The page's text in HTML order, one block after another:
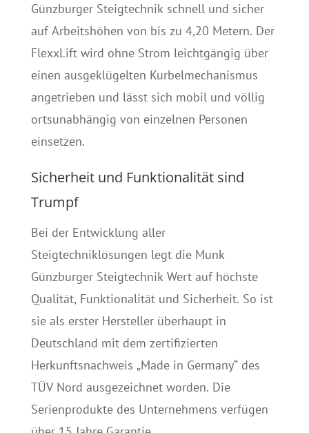
Günzburger Steigtechnik schnell und sicher
auf Arbeitshöhen von bis zu 4,20 Metern. Der
FlexxLift wird ohne Strom leichtgängig über
einen ausgeklügelten Kurbelmechanismus
angetrieben und lässt sich mobil und völlig
ortsunabhängig von einzelnen Personen
einsetzen.
Sicherheit und Funktionalität sind
Trumpf
Bei der Entwicklung aller
Steigtechniklösungen legt die Munk
Günzburger Steigtechnik Wert auf höchste
Qualität, Funktionalität und Sicherheit. So ist
sie als erster Hersteller überhaupt in
Deutschland mit dem zertifizierten
Herkunftsnachweis „Made in Germany“ des
TÜV Nord ausgezeichnet worden. Die
Serienprodukte des Unternehmens verfügen